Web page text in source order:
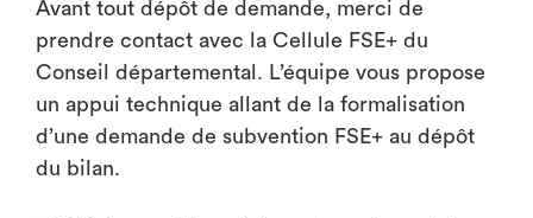
Avant tout dépôt de demande, merci de
prendre contact avec la Cellule FSE+ du
Conseil départemental. L’équipe vous propose
un appui technique allant de la formalisation
d’une demande de subvention FSE+ au dépôt
du bilan.